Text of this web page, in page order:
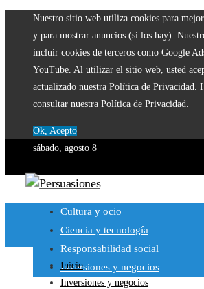
Nuestro sitio web utiliza cookies para
y para mostrar anuncios (si los hay).
incluir cookies de terceros como Google
YouTube. Al utilizar el sitio web, usted
actualizado nuestra Política de Privacidad.
consultar nuestra Política de Privacidad.
Ok, Acepto
sábado, agosto 8
Cultura y ocio
Ciencia y tecnología
Responsabilidad social
Inversiones y negocios
Inicio
Inversiones y negocios